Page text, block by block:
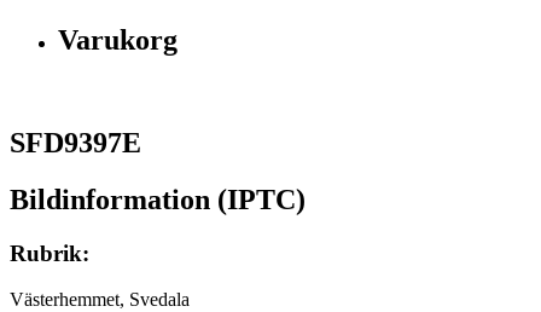
Varukorg
SFD9397E
Bildinformation (IPTC)
Rubrik:
Västerhemmet, Svedala